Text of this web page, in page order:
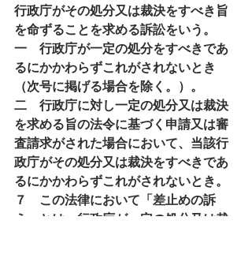
行政庁がその処分又は裁決をすべき旨
を命ずることを求める訴訟をいう。
一　行政庁が一定の処分をすべきであ
るにかかわらずこれがされないとき
（次号に掲げる場合を除く。）。
二　行政庁に対し一定の処分又は裁決
を求める旨の法令に基づく申請又は審
査請求がされた場合において、当該行
政庁がその処分又は裁決をすべきであ
るにかかわらずこれがされないとき。
７　この法律において「差止めの訴
え」とは、行政庁が一定の処分又は裁